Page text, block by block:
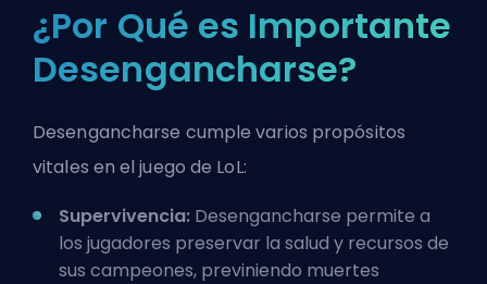
¿Por Qué es Importante
Desengancharse?
Desengancharse cumple varios propósitos
vitales en el juego de LoL:
Supervivencia: Desengancharse permite a
los jugadores preservar la salud y recursos de
sus campeones, previniendo muertes